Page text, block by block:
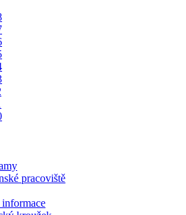
pracoviště